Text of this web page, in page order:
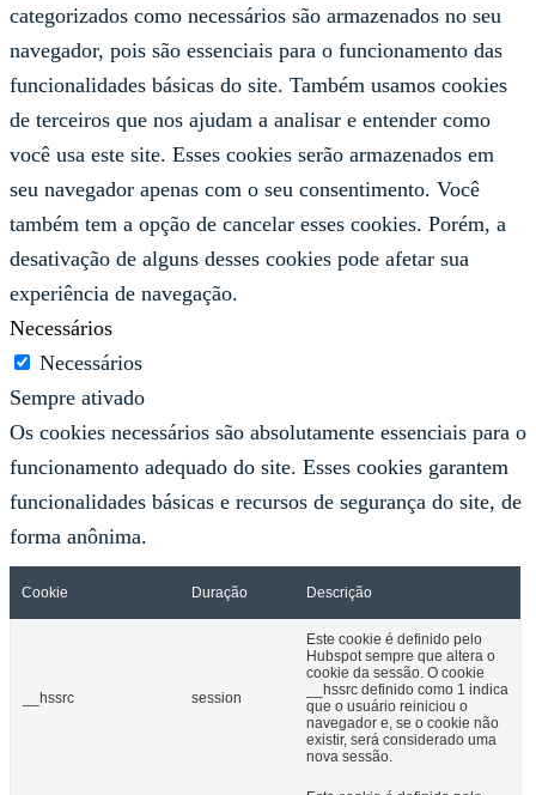
categorizados como necessários são armazenados no seu
navegador, pois são essenciais para o funcionamento das
funcionalidades básicas do site. Também usamos cookies
de terceiros que nos ajudam a analisar e entender como
você usa este site. Esses cookies serão armazenados em
seu navegador apenas com o seu consentimento. Você
também tem a opção de cancelar esses cookies. Porém, a
desativação de alguns desses cookies pode afetar sua
experiência de navegação.
Necessários
Necessários
Sempre ativado
Os cookies necessários são absolutamente essenciais para o
funcionamento adequado do site. Esses cookies garantem
funcionalidades básicas e recursos de segurança do site, de
forma anônima.
Cookie Duração Descrição
__hssrc session
Este cookie é definido pelo
Hubspot sempre que altera o
cookie da sessão. O cookie
__hssrc definido como 1 indica
que o usuário reiniciou o
navegador e, se o cookie não
existir, será considerado uma
nova sessão.